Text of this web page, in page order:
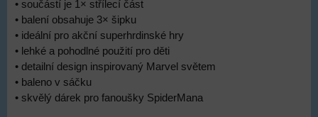
• součástí je 1× střílecí část
• balení obsahuje 3× šipku
• ideální pro akční superhrdinské hry
• lehké a pohodlné použití pro děti
• detailní design inspirovaný Marvel světem
• baleno v sáčku
• skvělý dárek pro fanoušky SpiderMana